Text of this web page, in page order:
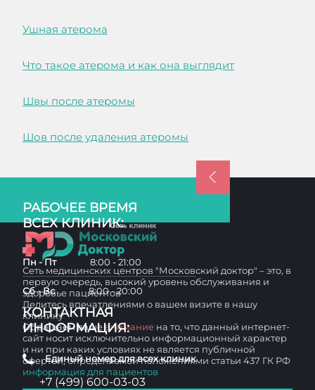
Ушная атерома
Что такое атерома и как она выглядит
Швы после атеромы
Шов после удаления атеромы
РАБОЧЕЕ ВРЕМЯ
ВСЕХ КЛИНИК:
Пн - Пт 8:00 - 21:00
Сб - Вс 8:00 - 20:00
КОНТАКТНАЯ
ИНФОРМАЦИЯ:
Единый номер для всех клиник
+7 (499) 600-03-03
Сеть медицинских центров "Московский доктор" – это, в
первую очередь, высокий уровень обслуживания и
здоровье пациентов
Делитесь впечатлениями о вашем визите в нашу
клинику
Обращаем вашевнимание на то, что данный интернет-
сайт носит исключительно информационный характер
и ни при каких условиях не является публичной
офертой, определяемой положениями статьи 437 ГК РФ
информация для пациентов